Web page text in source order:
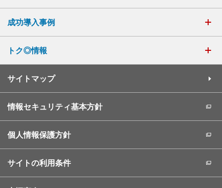
成功導入事例
トク◎情報
サイトマップ
情報セキュリティ基本方針
個人情報保護方針
サイトの利用条件